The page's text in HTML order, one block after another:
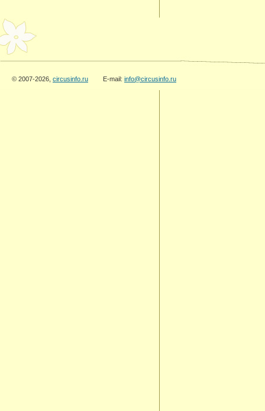
© 2007-2026, circusinfo.ru E-mail: info@circusinfo.ru